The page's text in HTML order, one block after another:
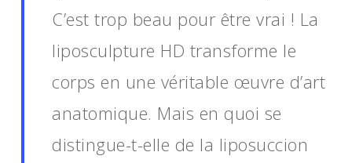
C’est trop beau pour être vrai ! La
liposculpture HD transforme le
corps en une véritable œuvre d’art
anatomique. Mais en quoi se
distingue-t-elle de la liposuccion